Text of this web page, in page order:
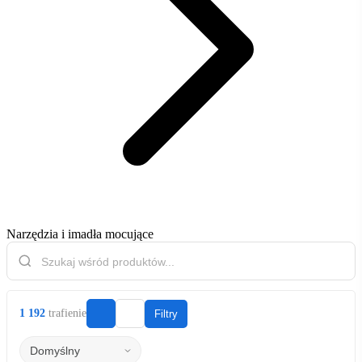
Narzędzia i imadła mocujące
1 192 trafienie Filtry